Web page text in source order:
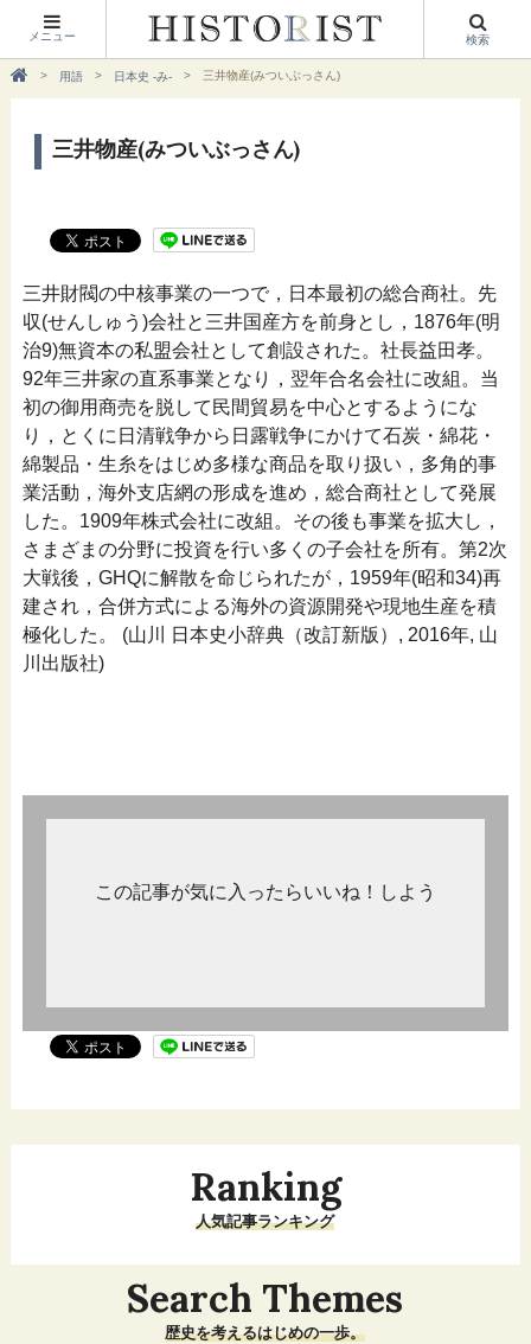
メニュー 検索
用語 日本史 -み- 三井物産(みついぶっさん)
三井物産(みついぶっさん)
三井財閥の中核事業の一つで，日本最初の総合商社。先
収(せんしゅう)会社と三井国産方を前身とし，1876年(明
治9)無資本の私盟会社として創設された。社長益田孝。
92年三井家の直系事業となり，翌年合名会社に改組。当
初の御用商売を脱して民間貿易を中心とするようにな
り，とくに日清戦争から日露戦争にかけて石炭・綿花・
綿製品・生糸をはじめ多様な商品を取り扱い，多角的事
業活動，海外支店網の形成を進め，総合商社として発展
した。1909年株式会社に改組。その後も事業を拡大し，
さまざまの分野に投資を行い多くの子会社を所有。第2次
大戦後，GHQに解散を命じられたが，1959年(昭和34)再
建され，合併方式による海外の資源開発や現地生産を積
極化した。 (山川 日本史小辞典（改訂新版）, 2016年, 山
川出版社)
この記事が気に入ったらいいね！しよう
Ranking
人気記事ランキング
Search Themes
歴史を考えるはじめの一歩。